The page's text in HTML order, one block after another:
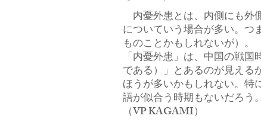
内憂外患とは、内側にも外
についていう場合が多い。
ものことかもしれないが）。
「内憂外患」は、中国の戦
である）」とあるのが見え
ほうが多いかもしれない。
語が似合う時期もないだろう。
​（VP KAGAMI）